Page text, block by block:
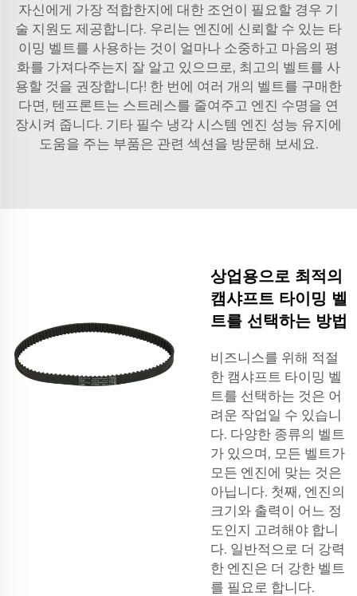
자신에게 가장 적합한지에 대한 조언이 필요할 경우 기
술 지원도 제공합니다. 우리는 엔진에 신뢰할 수 있는 타
이밍 벨트를 사용하는 것이 얼마나 소중하고 마음의 평
화를 가져다주는지 잘 알고 있으므로, 최고의 벨트를 사
용할 것을 권장합니다! 한 번에 여러 개의 벨트를 구매한
다면, 텐프론트는 스트레스를 줄여주고 엔진 수명을 연
장시켜 줍니다. 기타 필수 냉각 시스템 엔진 성능 유지에
도움을 주는 부품은 관련 섹션을 방문해 보세요.
상업용으로 최적의
캠샤프트 타이밍 벨
트를 선택하는 방법
비즈니스를 위해 적절
한 캠샤프트 타이밍 벨
트를 선택하는 것은 어
려운 작업일 수 있습니
다. 다양한 종류의 벨트
가 있으며, 모든 벨트가
모든 엔진에 맞는 것은
아닙니다. 첫째, 엔진의
크기와 출력이 어느 정
도인지 고려해야 합니
다. 일반적으로 더 강력
한 엔진은 더 강한 벨트
를 필요로 합니다.